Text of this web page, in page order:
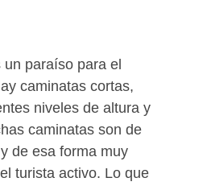
un paraíso para el
caminatas cortas,
niveles de altura y
caminatas son de
de esa forma muy
turista activo. Lo que